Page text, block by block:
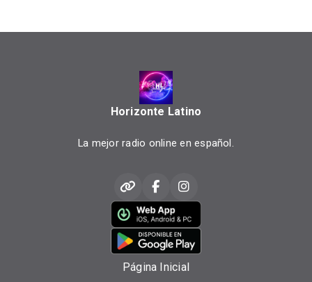
Horizonte Latino
La mejor radio online en español.
Página Inicial